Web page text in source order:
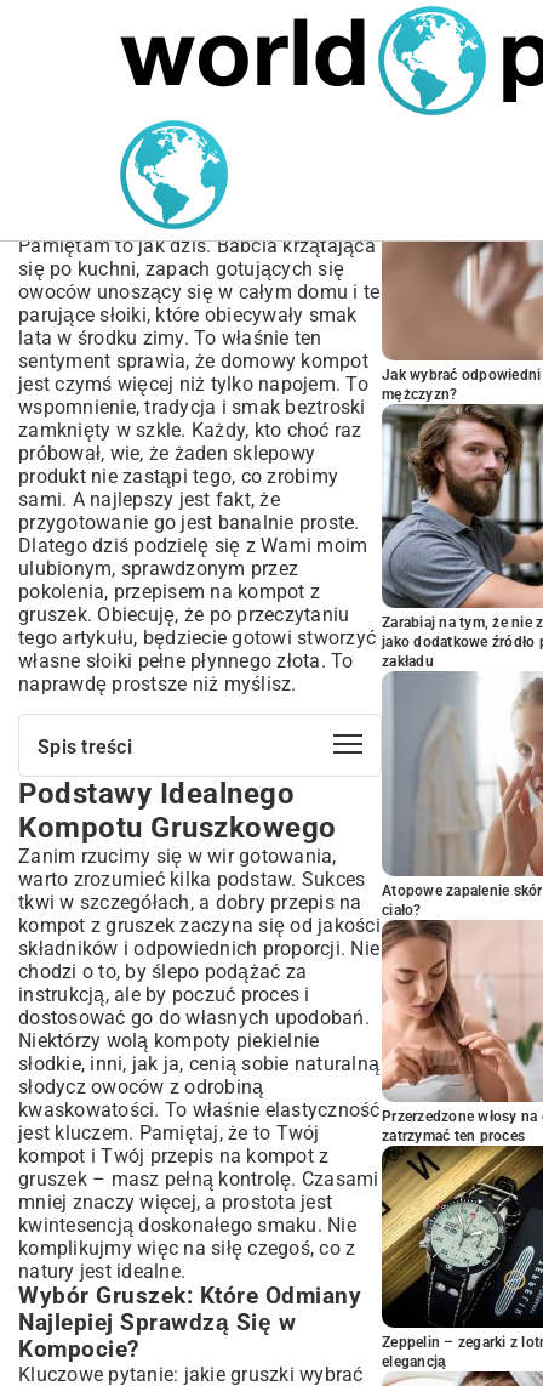
MARIUSZ ŁAMAGA 05.10.2025
Przepis na kompot z
gruszek – Idealny na zimę
| Prosty i Szybki
Pamiętam to jak dziś. Babcia krzątająca
się po kuchni, zapach gotujących się
owoców unoszący się w całym domu i te
parujące słoiki, które obiecywały smak
lata w środku zimy. To właśnie ten
sentyment sprawia, że domowy kompot
jest czymś więcej niż tylko napojem. To
wspomnienie, tradycja i smak beztroski
zamknięty w szkle. Każdy, kto choć raz
próbował, wie, że żaden sklepowy
produkt nie zastąpi tego, co zrobimy
sami. A najlepszy jest fakt, że
przygotowanie go jest banalnie proste.
Dlatego dziś podzielę się z Wami moim
ulubionym, sprawdzonym przez
pokolenia, przepisem na kompot z
gruszek. Obiecuję, że po przeczytaniu
tego artykułu, będziecie gotowi stworzyć
własne słoiki pełne płynnego złota. To
naprawdę prostsze niż myślisz.
Spis treści
Podstawy Idealnego Kompotu
Gruszkowego
Wybór Gruszek: Które Odmiany Najlepiej
Sprawdzą Się w Kompocie?
Niezbędne Składniki i Proporcje
Krok po Kroku: Jak Przygotować
Domowy Kompot z Gruszek?
Przygotowanie Gruszek: Mycie, Obieranie i
Krojenie
Gotowanie Kompotu: Sekret Smaku i
Aromatu
Opcjonalne Dodatki: Co Dodać dla
Wyjątkowego Smaku?
Przechowywanie Kompotu: Jak Cieszyć
Się Nim Przez Długi Czas?
Pasteryzacja Kompotu Gruszkowego
Alternatywne Metody Przechowywania
Kompot z Gruszek: Porady i Wariacje
Pomysły na Podanie: Z Czym Serwować
Kompot Gruszkowy?
Rozwiązywanie Typowych Problemów
Wariacje Smakowe: Kompot z Gruszek z
Innymi Owocami i Przyprawami
Podstawy Idealnego
Kompotu Gruszkowego
Zanim rzucimy się w wir gotowania,
warto zrozumieć kilka podstaw. Sukces
tkwi w szczegółach, a dobry przepis na
kompot z gruszek zaczyna się od jakości
składników i odpowiednich proporcji. Nie
chodzi o to, by ślepo podążać za
instrukcją, ale by poczuć proces i
dostosować go do własnych upodobań.
Niektórzy wolą kompoty piekielnie
słodkie, inni, jak ja, cenią sobie naturalną
słodycz owoców z odrobiną
kwaskowatości. To właśnie elastyczność
jest kluczem. Pamiętaj, że to Twój
kompot i Twój przepis na kompot z
gruszek – masz pełną kontrolę. Czasami
mniej znaczy więcej, a prostota jest
kwintesencją doskonałego smaku. Nie
komplikujmy więc na siłę czegoś, co z
natury jest idealne.
Wybór Gruszek: Które Odmiany
Najlepiej Sprawdzą Się w
Kompocie?
Kluczowe pytanie: jakie gruszki wybrać
Jak wybrać
mężczyzn?
Zarabiaj na tym, że nie
jako dodatkowe
zakładu
Atopowe zapalenie
ciało?
Przerzedzone włosy
zatrzymać ten proces
Zeppelin – zegarki z
elegancją